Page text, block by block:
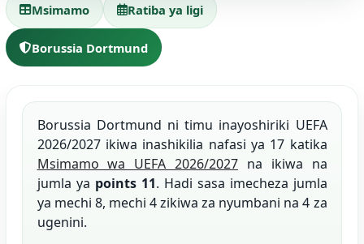
Msimamo Ratiba ya ligi
Borussia Dortmund
Borussia Dortmund ni timu inayoshiriki UEFA
2026/2027 ikiwa inashikilia nafasi ya 17 katika
Msimamo wa UEFA 2026/2027 na ikiwa na
jumla ya points 11. Hadi sasa imecheza jumla
ya mechi 8, mechi 4 zikiwa za nyumbani na 4 za
ugenini.